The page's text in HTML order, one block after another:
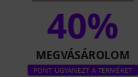
40%
MEGVÁSÁROLOM
PONT UGYANEZT A TERMÉKET